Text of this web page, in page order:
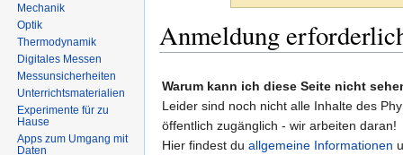
Anmeldung
Warum kann ich diese Seite nicht
Leider sind noch nicht alle Inhalte des
öffentlich zugänglich - wir arbeiten daran!
Hier findest du allgemeine Informationen
Mechanik
Optik
Thermodynamik
Digitales Messen
Messunsicherheiten
Unterrichtsmaterialien
Experimente für zu
Hause
Apps zum Umgang mit
Daten